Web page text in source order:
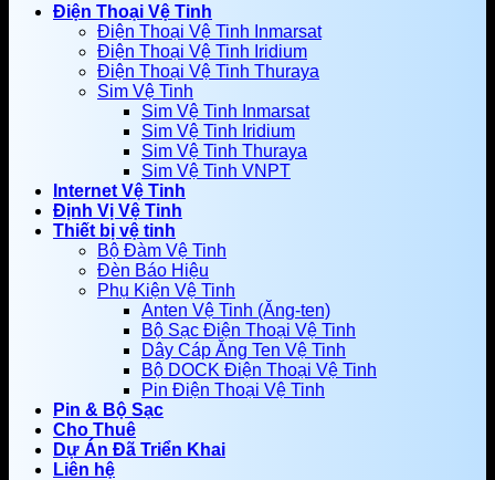
Điện Thoại Vệ Tinh
Điện Thoại Vệ Tinh Inmarsat
Điện Thoại Vệ Tinh Iridium
Điện Thoại Vệ Tinh Thuraya
Sim Vệ Tinh
Sim Vệ Tinh Inmarsat
Sim Vệ Tinh Iridium
Sim Vệ Tinh Thuraya
Sim Vệ Tinh VNPT
Internet Vệ Tinh
Định Vị Vệ Tinh
Thiết bị vệ tinh
Bộ Đàm Vệ Tinh
Đèn Báo Hiệu
Phụ Kiện Vệ Tinh
Anten Vệ Tinh (Ăng-ten)
Bộ Sạc Điện Thoại Vệ Tinh
Dây Cáp Ăng Ten Vệ Tinh
Bộ DOCK Điện Thoại Vệ Tinh
Pin Điện Thoại Vệ Tinh
Pin & Bộ Sạc
Cho Thuê
Dự Án Đã Triển Khai
Liên hệ